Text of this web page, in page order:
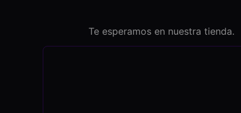
Te esperamos en nuestra tienda.